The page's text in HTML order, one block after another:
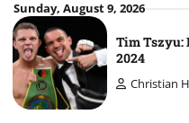
Skip
to
content
Sunday, August 9, 2026
Tim Tszyu:
2024
Christian